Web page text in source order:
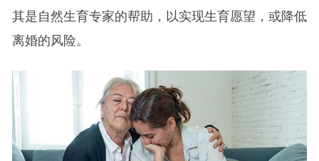
其是自然生育专家的帮助，以实现生育愿望，或降低
离婚的风险。